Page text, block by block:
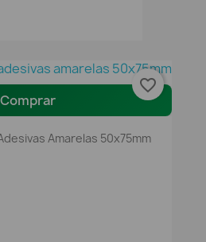
Comprar
Amarelas 50x75mm
favorite_border